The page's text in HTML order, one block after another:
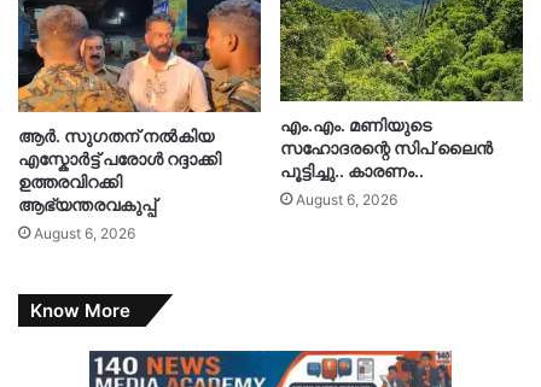
ആർ. സു​ഗതന് നൽകിയ
എസ്കോർട്ട് പരോൾ റദ്ദാക്കി
ഉത്തരവിറക്കി
ആഭ്യന്തരവകുപ്പ്
August 6, 2026
എം.എം. മണിയുടെ
സഹോദരന്റെ സിപ് ലൈൻ
പൂട്ടിച്ചു.. കാരണം..
August 6, 2026
Know More